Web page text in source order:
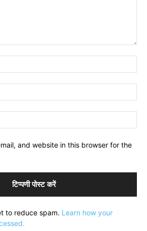
and website in this browser for the
to reduce spam. Learn how your